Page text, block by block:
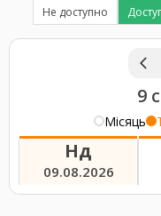
Не доступно
9
Місяць
Нд
09.08.2026